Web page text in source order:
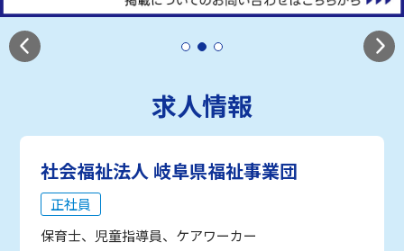
求人情報
社会福祉法人 岐阜県福祉事業団
正社員
保育士、児童指導員、ケアワーカー